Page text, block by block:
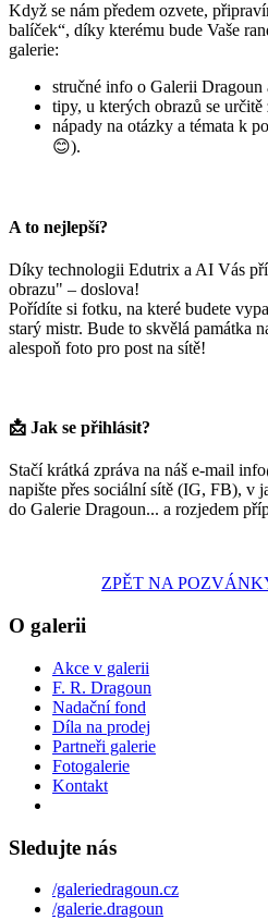
Když se nám předem ozvete,
balíček“, díky kterému bude Vaše
galerie:
stručné info o Galerii Dragoun
tipy, u kterých obrazů se určitě
nápady na otázky a témata k
😊).
A to nejlepší?
Díky technologii Edutrix a AI Vás
obrazu" – doslova!
Pořídíte si fotku, na které budete
starý mistr. Bude to skvělá památka
alespoň foto pro post na sítě!
📩 Jak se přihlásit?
Stačí krátká zpráva na náš e-mail
napište přes sociální sítě (IG, FB), v
do Galerie Dragoun... a rozjedem
ZPĚT NA
O galerii
Akce v galerii
F. R. Dragoun
Nadační fond
Díla na prodej
Partneři galerie
Fotogalerie
Kontakt
Sledujte nás
/galeriedragoun.cz
/galerie.dragoun